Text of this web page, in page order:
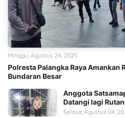
Polresta Palangka Raya Amankan
Bundaran Besar
Minggu, Agustus 24, 2025
Anggota
Datangi lagi
Selasa, Agustus 04,